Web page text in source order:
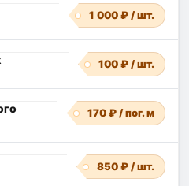
1 000 ₽ / шт.
100 ₽ / шт.
170 ₽ / пог. м
850 ₽ / шт.